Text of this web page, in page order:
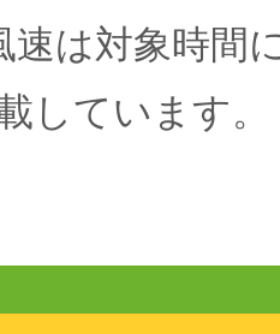
速は対象時間
しています。